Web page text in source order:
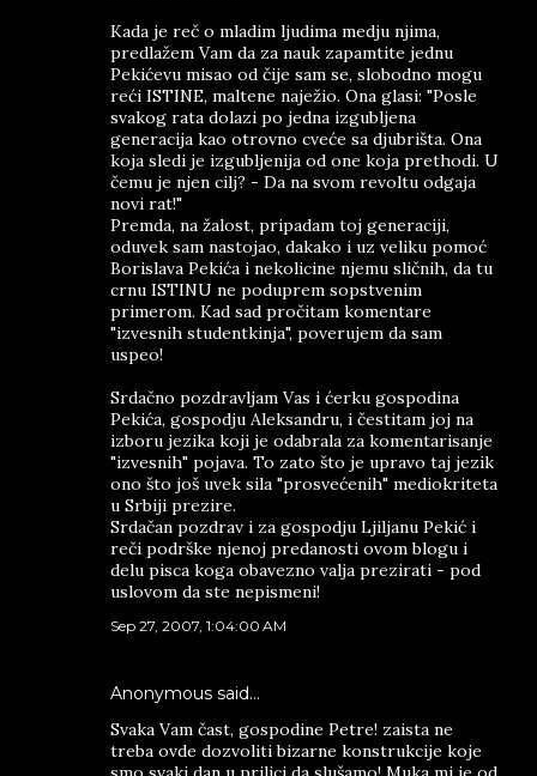
Kada je reč o mladim ljudima medju njima,
predlažem Vam da za nauk zapamtite jednu
Pekićevu misao od čije sam se, slobodno mogu
reći ISTINE, maltene naježio. Ona glasi: "Posle
svakog rata dolazi po jedna izgubljena
generacija kao otrovno cveće sa djubrišta. Ona
koja sledi je izgubljenija od one koja prethodi. U
čemu je njen cilj? - Da na svom revoltu odgaja
novi rat!"
Premda, na žalost, pripadam toj generaciji,
oduvek sam nastojao, dakako i uz veliku pomoć
Borislava Pekića i nekolicine njemu sličnih, da tu
crnu ISTINU ne poduprem sopstvenim
primerom. Kad sad pročitam komentare
"izvesnih studentkinja", poverujem da sam
uspeo!
Srdačno pozdravljam Vas i ćerku gospodina
Pekića, gospodju Aleksandru, i čestitam joj na
izboru jezika koji je odabrala za komentarisanje
"izvesnih" pojava. To zato što je upravo taj jezik
ono što još uvek sila "prosvećenih" mediokriteta
u Srbiji prezire.
Srdačan pozdrav i za gospodju Ljiljanu Pekić i
reči podrške njenoj predanosti ovom blogu i
delu pisca koga obavezno valja prezirati - pod
uslovom da ste nepismeni!
Sep 27, 2007, 1:04:00 AM
Anonymous said…
Svaka Vam čast, gospodine Petre! zaista ne
treba ovde dozvoliti bizarne konstrukcije koje